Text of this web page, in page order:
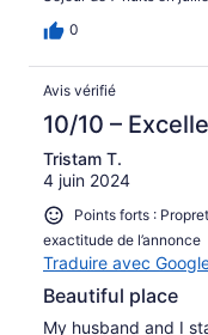
0
Avis vérifié
10/10 –
Tristam T.
4 juin 2024
Points forts :
exactitude de l’annonce
Traduire avec
Beautiful place
My husband and I